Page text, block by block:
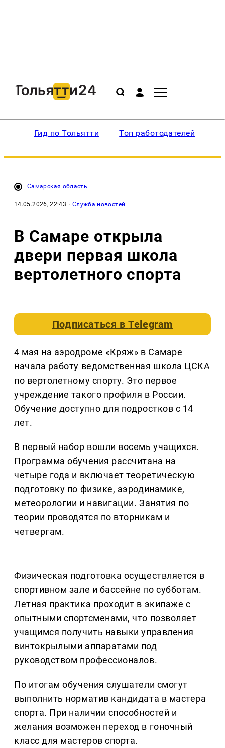
Гид по Тольятти Топ работодателей
Самарская область
14.05.2026, 22:43 · Служба новостей
В Самаре открыла
двери первая школа
вертолетного спорта
Подписаться вTelegram
4 мая на аэродроме «Кряж» в Самаре
начала работу ведомственная школа ЦСКА
по вертолетному спорту. Это первое
учреждение такого профиля в России.
Обучение доступно для подростков с 14
лет.
В первый набор вошли восемь учащихся.
Программа обучения рассчитана на
четыре года и включает теоретическую
подготовку по физике, аэродинамике,
метеорологии и навигации. Занятия по
теории проводятся по вторникам и
четвергам.
Физическая подготовка осуществляется в
спортивном зале и бассейне по субботам.
Летная практика проходит в экипаже с
опытными спортсменами, что позволяет
учащимся получить навыки управления
винтокрылыми аппаратами под
руководством профессионалов.
По итогам обучения слушатели смогут
выполнить норматив кандидата в мастера
спорта. При наличии способностей и
желания возможен переход в гоночный
класс для мастеров спорта.